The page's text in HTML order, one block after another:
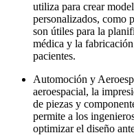
utiliza para crear
personalizados, como
son útiles para la
médica y la
pacientes.
Automoción y
aeroespacial, la
de piezas y
permite a los
optimizar el diseño